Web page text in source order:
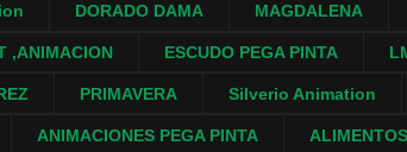
DORADO DAMA MAGDALENA
,ANIMACION ESCUDO PEGA PINTA
PRIMAVERA Silverio Animation
ANIMACIONES PEGA PINTA ALIMENTOS